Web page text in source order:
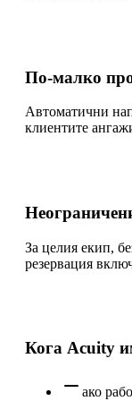
По-малко
Автоматични
клиентите
За целия екип,
резервация
Кога Acuity
ако